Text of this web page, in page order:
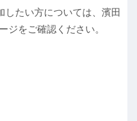
したい方については、濱田
ジをご確認ください。